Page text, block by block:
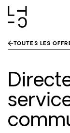
SkipTOUTES LES